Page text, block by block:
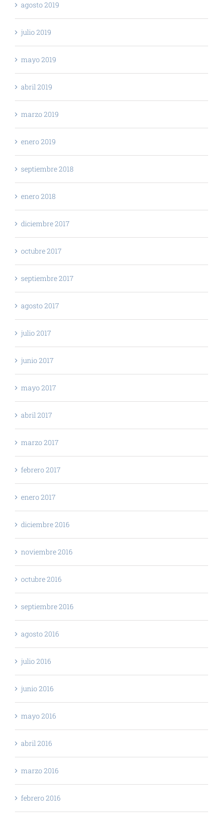
agosto 2019
julio 2019
mayo 2019
abril 2019
marzo 2019
enero 2019
septiembre 2018
enero 2018
diciembre 2017
octubre 2017
septiembre 2017
agosto 2017
julio 2017
junio 2017
mayo 2017
abril 2017
marzo 2017
febrero 2017
enero 2017
diciembre 2016
noviembre 2016
octubre 2016
septiembre 2016
agosto 2016
julio 2016
junio 2016
mayo 2016
abril 2016
marzo 2016
febrero 2016